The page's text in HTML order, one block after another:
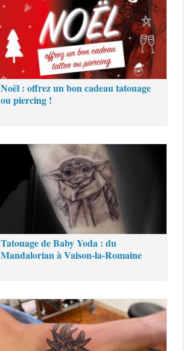
Noël : offrez un bon cadeau tatouage
ou piercing !
Tatouage de Baby Yoda : du
Mandalorian à Vaison-la-Romaine